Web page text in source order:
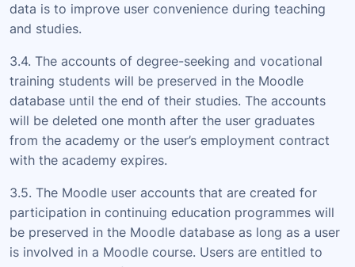
data is to improve user convenience during teaching
and studies.
3.4. The accounts of degree-seeking and vocational
training students will be preserved in the Moodle
database until the end of their studies. The accounts
will be deleted one month after the user graduates
from the academy or the user’s employment contract
with the academy expires.
3.5. The Moodle user accounts that are created for
participation in continuing education programmes will
be preserved in the Moodle database as long as a user
is involved in a Moodle course. Users are entitled to